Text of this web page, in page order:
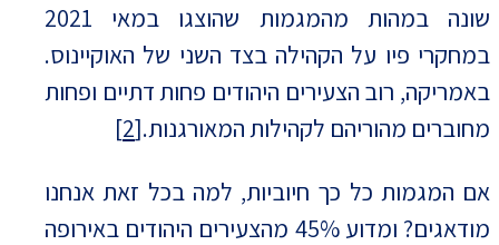
שונה במהות מהמגמות שהוצגו במאי 2021
במחקרי פיו על הקהילה בצד השני של האוקיינוס.
באמריקה, רוב הצעירים היהודים פחות דתיים ופחות
מחוברים מהוריהם לקהילות המאורגנות.[2]
אם המגמות כל כך חיוביות, למה בכל זאת אנחנו
מודאגים? ומדוע 45% מהצעירים היהודים באירופה